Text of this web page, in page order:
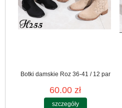
Botki damskie Roz 36-41 / 12 par
60.00 zł
szczegóły